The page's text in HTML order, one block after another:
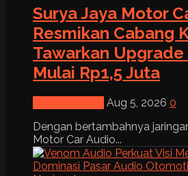
Surya Jaya Motor
Resmikan Cabang
Tawarkan
Mulai Rp1,5 Juta
Aug 5, 2026 0
Dengan bertambahnya
Motor Car Audio...